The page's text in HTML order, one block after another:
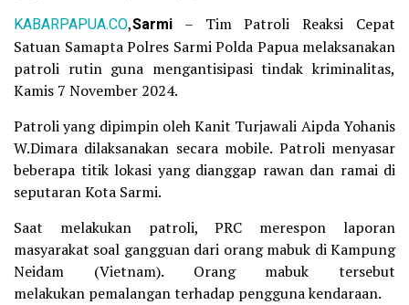
KABARPAPUA.CO,Sarmi – Tim Patroli Reaksi Cepat
Satuan Samapta Polres Sarmi Polda Papua melaksanakan
patroli rutin guna mengantisipasi tindak kriminalitas,
Kamis 7 November 2024.
Patroli yang dipimpin oleh Kanit Turjawali Aipda Yohanis
W.Dimara dilaksanakan secara mobile. Patroli menyasar
beberapa titik lokasi yang dianggap rawan dan ramai di
seputaran Kota Sarmi.
Saat melakukan patroli, PRC merespon laporan
masyarakat soal gangguan dari orang mabuk di Kampung
Neidam (Vietnam). Orang mabuk tersebut
melakukan pemalangan terhadap pengguna kendaraan.